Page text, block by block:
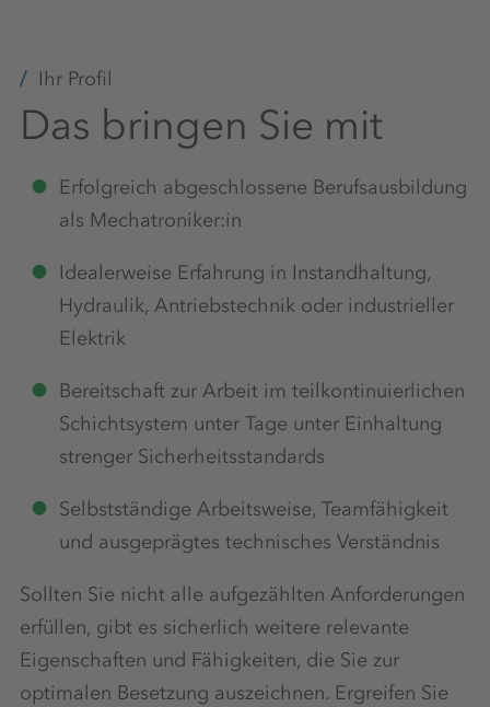
Sicherer Arbeitsplatz
Teamevents
E-Learning-Plattform
Arbeitskleidung
Aufstiegsmöglichkeiten
Ihr Profil
Das bringen Sie mit
Erfolgreich abgeschlossene Berufsausbildung
als Mechatroniker:in
Idealerweise Erfahrung in Instandhaltung,
Hydraulik, Antriebstechnik oder industrieller
Elektrik
Bereitschaft zur Arbeit im teilkontinuierlichen
Schichtsystem unter Tage unter Einhaltung
strenger Sicherheitsstandards
Selbstständige Arbeitsweise, Teamfähigkeit
und ausgeprägtes technisches Verständnis
Sollten Sie nicht alle aufgezählten Anforderungen
erfüllen, gibt es sicherlich weitere relevante
Eigenschaften und Fähigkeiten, die Sie zur
optimalen Besetzung auszeichnen. Ergreifen Sie